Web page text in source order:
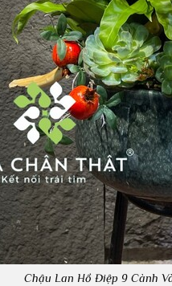
Chậu Lan Hồ Điệp 9 Cành